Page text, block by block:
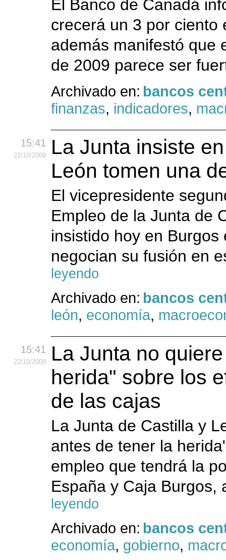
El Banco de Canadá
crecerá un 3 por ciento
además manifestó que
de 2009 parece ser
Archivado en: bancos
finanzas, indicadores,
15:41
22/10/2009
La Junta insiste
León tomen una
El vicepresidente
Empleo de la Junta de
insistido hoy en
negocian su fusión en
leyendo
Archivado en: bancos
león, economía,
15:41
22/10/2009
La Junta no
herida" sobre los
de las cajas
La Junta de Castilla y
antes de tener la
empleo que tendrá la
España y Caja
leyendo
Archivado en: bancos
economía, gobierno,